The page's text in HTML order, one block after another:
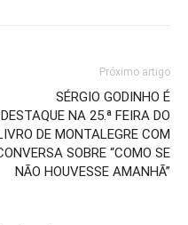
Próximo artigo
SÉRGIO GODINHO É
DESTAQUE NA 25.ª FEIRA DO
DE MONTALEGRE COM
SOBRE “COMO SE
NÃO HOUVESSE AMANHÃ”